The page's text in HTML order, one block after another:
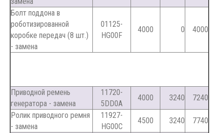
Болт поддона в
роботизированной
коробке передач (8 шт.)
- замена
01125-
HG00F
4000 0 4000
Приводной ремень
генератора - замена
11720-
5DD0A
4000 3240
7240
Ролик приводного ремня
- замена
11927-
HG00C
4500 3240
7740